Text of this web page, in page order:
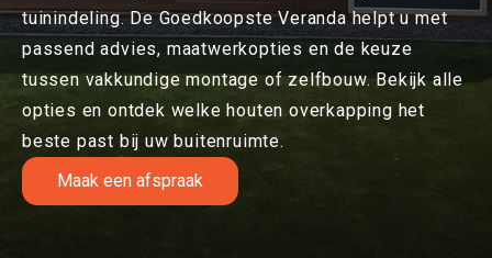
tuinindeling. De Goedkoopste Veranda helpt u met
passend advies, maatwerkopties en de keuze
tussen vakkundige montage of zelfbouw. Bekijk alle
opties en ontdek welke houten overkapping het
beste past bij uw buitenruimte.
Maak een afspraak